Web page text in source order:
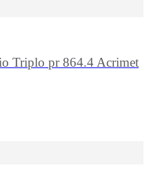
Triplo pr 864.4 Acrimet